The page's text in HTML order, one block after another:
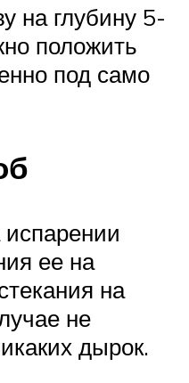
на глубину 5-
положить
под само
ее на
на
не
дырок.